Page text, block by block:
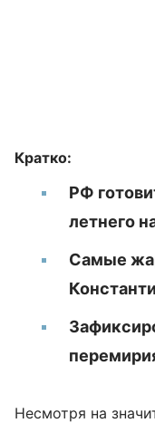
Кратко:
РФ
летнего
Самые
Несмотря на